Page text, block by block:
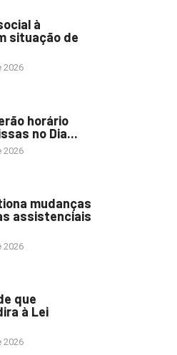
à
situação de
2026
horário
no Dia...
2026
mudanças
assistenciais
2026
que
à Lei
2026